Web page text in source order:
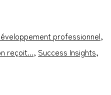
professionnel,
reçoit..., Success Insights,